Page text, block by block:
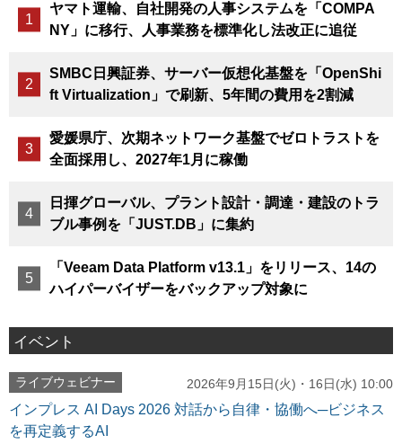
ヤマト運輸、自社開発の人事システムを「COMPA
NY」に移行、人事業務を標準化し法改正に追従
SMBC日興証券、サーバー仮想化基盤を「OpenShi
ft Virtualization」で刷新、5年間の費用を2割減
愛媛県庁、次期ネットワーク基盤でゼロトラストを
全面採用し、2027年1月に稼働
日揮グローバル、プラント設計・調達・建設のトラ
ブル事例を「JUST.DB」に集約
「Veeam Data Platform v13.1」をリリース、14の
ハイパーバイザーをバックアップ対象に
イベント
ライブウェビナー 2026年9月15日(火)・16日(水) 10:00
インプレス AI Days 2026 対話から自律・協働へ─ビジネス
を再定義するAI